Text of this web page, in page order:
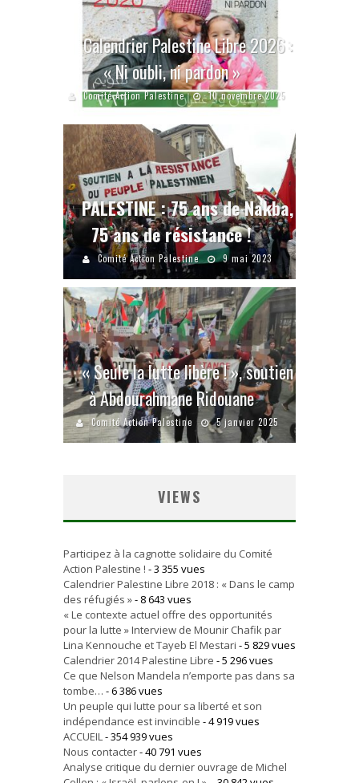
Calendrier Palestine Libre 2026 :
« Ni oubli, ni pardon »
Comité Action Palestine 10 novembre 2025
PALESTINE : 75 ans de Nakba,
75 ans de résistance !
Comité Action Palestine 9 mai 2023
« Seule la lutte libère ! », soutien
à Abdourahmane Ridouane
Comité Action Palestine 5 janvier 2025
VIEWS
Participez à la cagnotte solidaire du Comité
Action Palestine ! - 3 355 vues
Calendrier Palestine Libre 2018 : « Dans le camp
des réfugiés »- 8 643 vues
« Le contexte actuel offre des opportunités
pour la lutte » Interview de Mounir Chafik par
Lina Kennouche et Tayeb El Mestari - 5 829 vues
Calendrier 2014 Palestine Libre - 5 296 vues
Ce que Nelson Mandela n’emporte pas dans sa
tombe… - 6 386 vues
Un peuple qui lutte pour sa liberté et son
indépendance est invincible - 4 919 vues
ACCUEIL - 354 939 vues
Nous contacter- 40 791 vues
Analyse critique du dernier ouvrage de Michel